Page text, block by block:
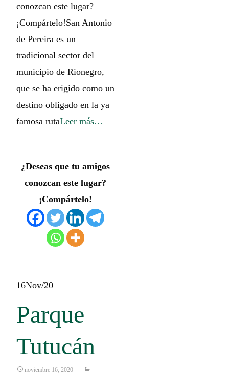
conozcan este lugar?
¡Compártelo!San Antonio
de Pereira es un
tradicional sector del
municipio de Rionegro,
que se ha erigido como un
destino obligado en la ya
famosa rutaLeer más…
¿Deseas que tu amigos
conozcan este lugar?
¡Compártelo!
16Nov/20
Parque
Tutucán
noviembre 16, 2020